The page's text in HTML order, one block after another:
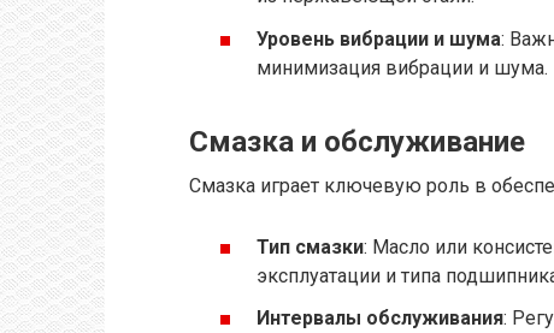
Уровень вибрации и шума:
минимизация вибрации и шума.
Смазка и обслуживание
Смазка играет ключевую роль в
Тип смазки: Масло или
эксплуатации и типа
Интервалы обслуживания: